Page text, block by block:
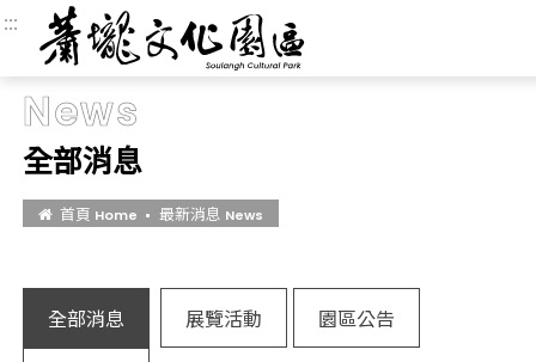
:::
:::
:::
News
全部消息
首頁 Home 最新消息 News
全部消息 展覽活動 園區公告